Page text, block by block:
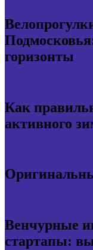
горизонты
Как
активного
Венчурные
стартапы: